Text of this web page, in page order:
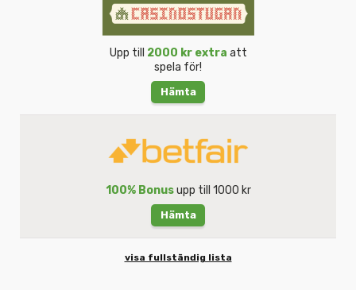
Upp till 2000 kr extra att
spela för!
Hämta
100% Bonusupp till 1000 kr
Hämta
visa fullständig lista